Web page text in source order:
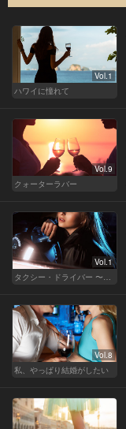
Vol.1
ハワイに憧れて
Vol.9
クォーターラバー
Vol.1
タクシー・ドライバー 〜柊舞香〜
Vol.8
私、やっぱり結婚がしたい